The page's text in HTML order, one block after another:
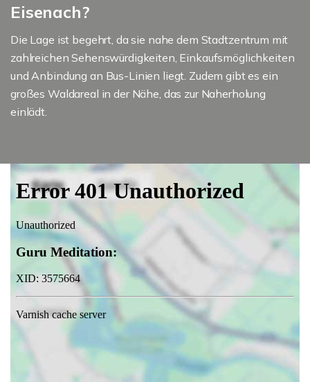
Eisenach?
Die Lage ist begehrt, da sie nahe dem Stadtzentrum mit
zahlreichen Sehenswürdigkeiten, Einkaufsmöglichkeiten
und Anbindung an Bus-Linien liegt. Zudem gibt es ein
großes Waldareal in der Nähe, das zur Naherholung
einlädt.